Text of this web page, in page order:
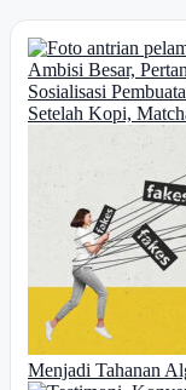
Ambisi Besar,
Sosialisasi
Setelah Kopi,
Menjadi Tahanan